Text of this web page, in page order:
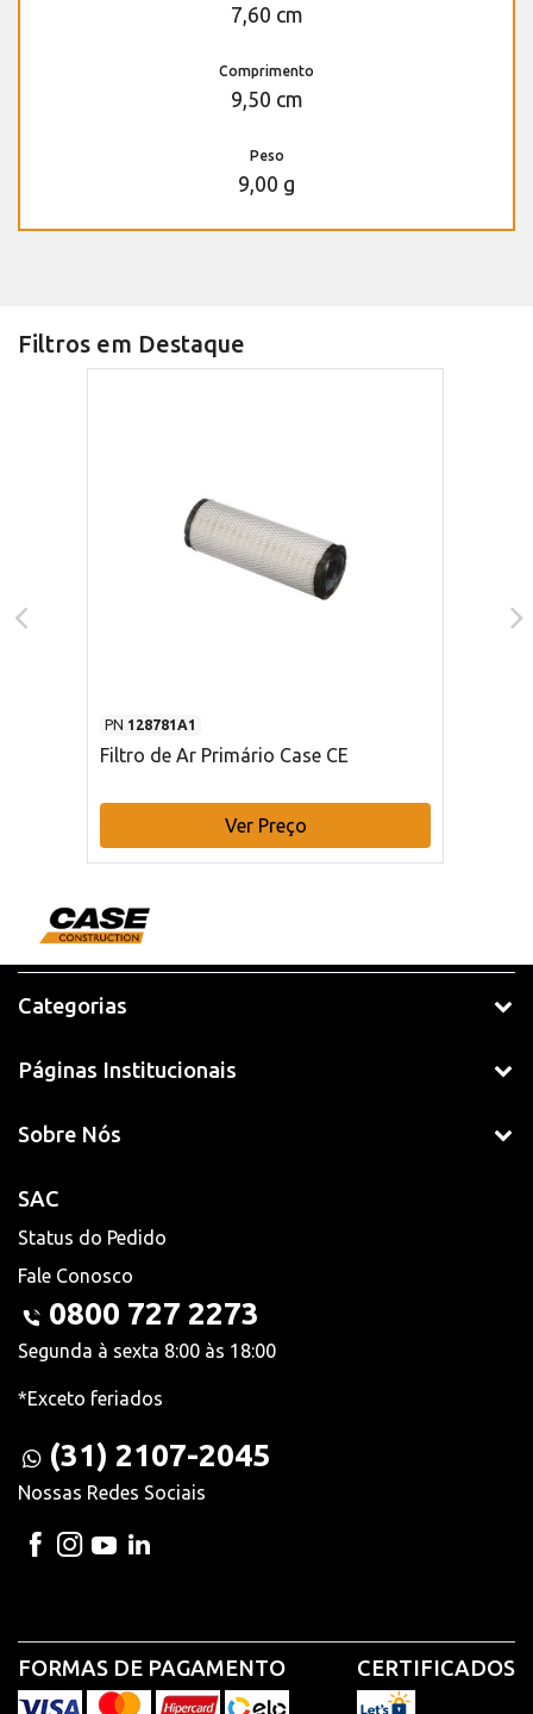
7,60 cm
Comprimento
9,50 cm
Peso
9,00 g
Filtros em Destaque
PN 128781A1
Filtro de Ar Primário Case CE
Ver Preço
Categorias
Páginas Institucionais
Sobre Nós
SAC
Status do Pedido
Fale Conosco
0800 727 2273
Segunda à sexta 8:00 às 18:00
*Exceto feriados
(31) 2107-2045
Nossas Redes Sociais
FORMAS DE PAGAMENTO CERTIFICADOS